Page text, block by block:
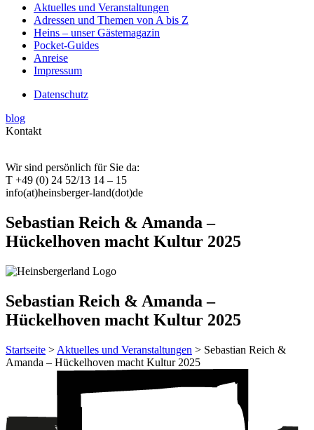
Aktuelles und Veranstaltungen
Adressen und Themen von A bis Z
Heins – unser Gästemagazin
Pocket-Guides
Anreise
Impressum
Datenschutz
blog
Kontakt
Wir sind persönlich für Sie da:
T +49 (0) 24 52/13 14 – 15
info(at)heinsberger-land(dot)de
Sebastian Reich & Amanda –
Hückelhoven macht Kultur 2025
Sebastian Reich & Amanda –
Hückelhoven macht Kultur 2025
Startseite > Aktuelles und Veranstaltungen > Sebastian Reich &
Amanda – Hückelhoven macht Kultur 2025